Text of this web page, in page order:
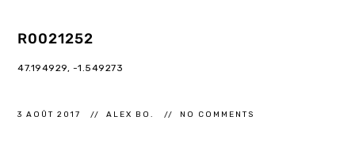
R0021252
47.194929, -1.549273
3 AOÛT 2017 ALEX BO. NO COMMENTS